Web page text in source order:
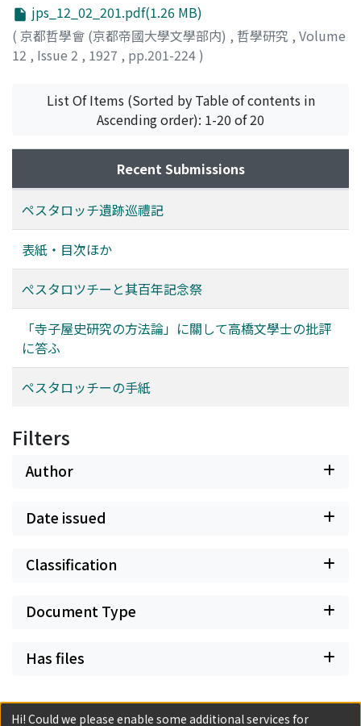
jps_12_02_201.pdf(1.26 MB)
( 京都哲學會 (京都帝國大學文學部内) , 哲學研究 , Volume
12 , Issue 2 , 1927 , pp.201-224)
List Of Items (Sorted by Table of contents in
Ascending order): 1-20 of 20
Recent Submissions
ペスタロッチ遺跡巡禮記
表紙・目次ほか
ぺスタロツチーと其百年記念祭
「寺子屋史研究の方法論」に關して高橋文學士の批評
に答ふ
ペスタロッチーの手紙
Filters
Author
Date issued
Classification
Document Type
Has files
Hi! Could we please enable some additional services for